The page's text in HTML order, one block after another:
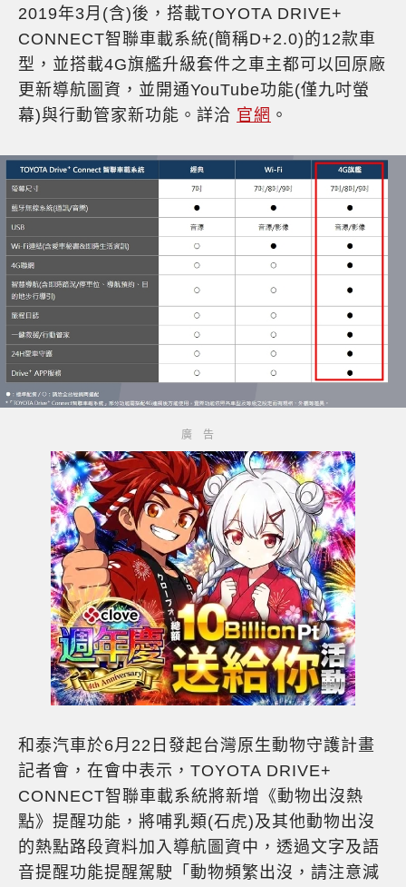
2019年3月(含)後，搭載TOYOTA DRIVE+
CONNECT智聯車載系統(簡稱D+2.0)的12款車
型，並搭載4G旗艦升級套件之車主都可以回原廠
更新導航圖資，並開通YouTube功能(僅九吋螢
幕)與行動管家新功能。詳洽 官網 。
和泰汽車於6月22日發起台灣原生動物守護計畫
記者會，在會中表示，TOYOTA DRIVE+
CONNECT智聯車載系統將新增《動物出沒熱
點》提醒功能，將哺乳類(石虎)及其他動物出沒
的熱點路段資料加入導航圖資中，透過文字及語
音提醒功能提醒駕駛「動物頻繁出沒，請注意減